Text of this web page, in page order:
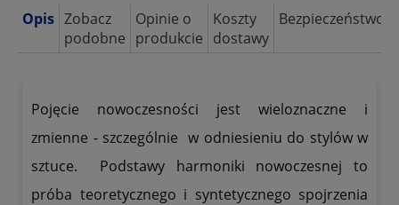
Opis Zobacz
podobne
Opinie o
produkcie
Koszty
dostawy
Bezpieczeństwo
Pojęcie nowoczesności jest wieloznaczne i
zmienne - szczególnie w odniesieniu do stylów w
sztuce. Podstawy harmoniki nowoczesnej to
próba teoretycznego i syntetycznego spojrzenia